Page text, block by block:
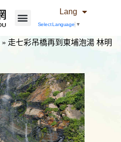
Lang
Select Language ▼
» 走七彩吊橋再到東埔泡湯 林明